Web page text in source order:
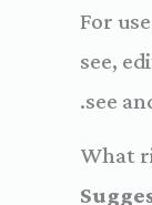
For
see,
see
What